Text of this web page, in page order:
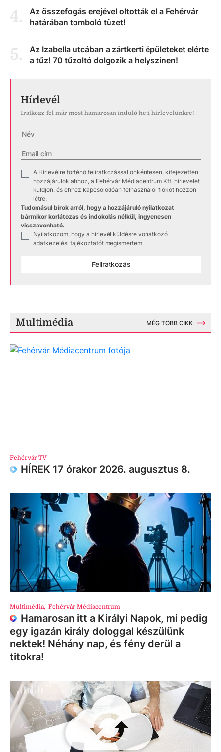
4.
Az összefogás erejével oltották el a Fehérvár
határában tomboló tüzet!
5.
Az Izabella utcában a zártkerti épületeket elérte
a tűz! 70 tűzoltó dolgozik a helyszínen!
Hírlevél
Iratkozz fel már most hamarosan induló heti hírlevelünkre!
A Hírlevélre történő feliratkozással önkéntesen, kifejezetten
hozzájárulok ahhoz, a Fehérvár Médiacentrum Kft. hírlevelet
küldjön, és ehhez kapcsolódóan felhasználói fiókot hozzon
létre.
Tudomásul bírok arról, hogy a hozzájáruló nyilatkozat
bármikor korlátozás és indokolás nélkül, ingyenesen
visszavonható.
Nyilatkozom, hogy a hírlevél küldésre vonatkozó
adatkezelési tájékoztatót megismertem.
Feliratkozás
Multimédia MÉG TÖBB CIKK
Fehérvár TV
HÍREK 17 órakor 2026. augusztus 8.
Multimédia, Fehérvár Médiacentrum
Hamarosan itt a Királyi Napok, mi pedig
egy igazán király dologgal készülünk
nektek! Néhány nap, és fény derül a
titokra!